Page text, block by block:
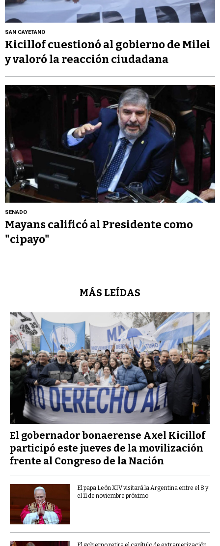
SAN CAYETANO
Kicillof cuestionó al gobierno de Milei
y valoró la reacción ciudadana
SENADO
Mayans calificó al Presidente como
"cipayo"
MÁS LEÍDAS
El gobernador bonaerense Axel Kicillof
participó este jueves de la movilización
frente al Congreso de la Nación
El papa León XIV visitará la Argentina entre el 8 y
el 11 de noviembre próximo